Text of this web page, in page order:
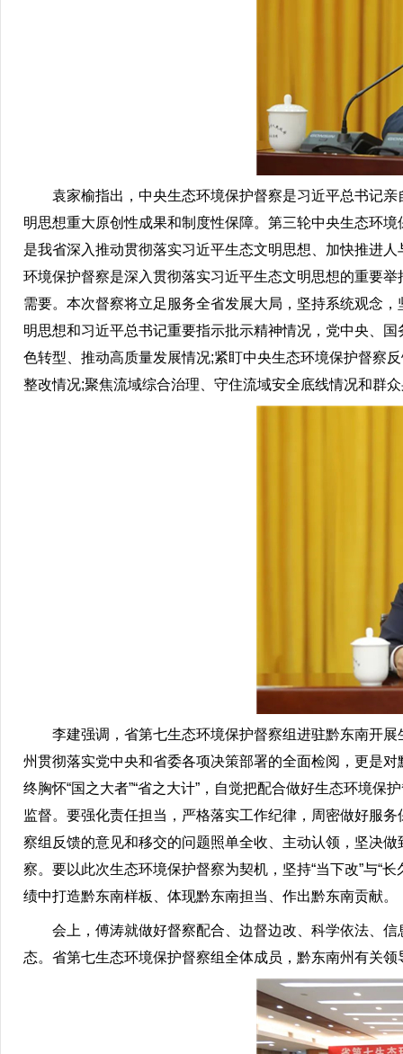
袁家榆指出，中央生态环境保护督察是习近平总书记亲
明思想重大原创性成果和制度性保障。第三轮中央生态环
是我省深入推动贯彻落实习近平生态文明思想、加快推进
环境保护督察是深入贯彻落实习近平生态文明思想的重要
需要。本次督察将立足服务全省发展大局，坚持系统观念
明思想和习近平总书记重要指示批示精神情况，党中央、
色转型、推动高质量发展情况;紧盯中央生态环境保护督察
整改情况;聚焦流域综合治理、守住流域安全底线情况和群
李建强调，省第七生态环境保护督察组进驻黔东南开展
州贯彻落实党中央和省委各项决策部署的全面检阅，更是
终胸怀“国之大者”“省之大计”，自觉把配合做好生态环境
监督。要强化责任担当，严格落实工作纪律，周密做好服
察组反馈的意见和移交的问题照单全收、主动认领，坚决
察。要以此次生态环境保护督察为契机，坚持“当下改”与“
绩中打造黔东南样板、体现黔东南担当、作出黔东南贡献。
会上，傅涛就做好督察配合、边督边改、科学依法、信
态。省第七生态环境保护督察组全体成员，黔东南州有关